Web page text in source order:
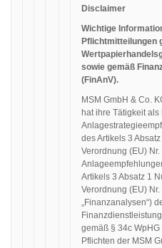
Disclaimer
Wichtige
Pflichtmitteilungen
sowie gemäß
(FinAnV).
MSM GmbH & Co.
hat ihre Tätigkeit als
des Artikels 3
Verordnung (EU)
Artikels 3 Absatz 1
Verordnung (EU)
„Finanzanalysen“)
gemäß § 34c
Pflichten der MSM